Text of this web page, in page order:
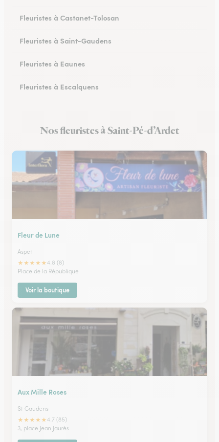
Fleuristes à Castanet-Tolosan
Fleuristes à Saint-Gaudens
Fleuristes à Eaunes
Fleuristes à Escalquens
Fleuristes à Colomiers
Nos fleuristes à Saint-Pé-d’Ardet
Fleur de Lune
Aspet
★★★★★4.8 (8)
Place de la République
Voir la boutique
Aux Mille Roses
St Gaudens
★★★★★4.7 (85)
3, place Jean Jaurès